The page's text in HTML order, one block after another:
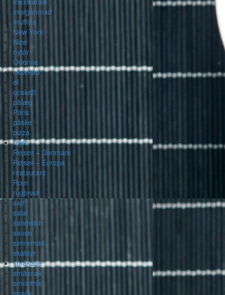
morgenmad
muffins
New York
Nice
nytår
Odense
oksekød
øl
opskrift
pålæg
Paris
påske
pizza
rejse
Rejser – Danmark
Rejser – Europa
restaurant
Rom
rugbrød
saft
salat
sandwich
sauce
simremad
skaldyr
småkage
småsnak
smoothie
snack